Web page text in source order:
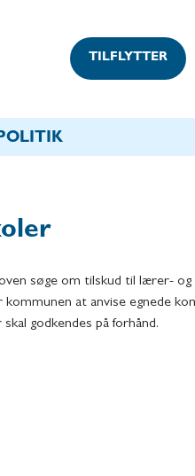
TILFLYTTER
søge om tilskud til lærer- og
at anvise egnede
godkendes på forhånd.